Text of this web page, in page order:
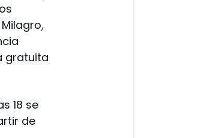
gratuita
18 se
de